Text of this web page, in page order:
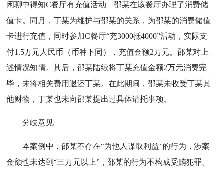
闲聊中得知C餐厅有充值活动，邵某在该餐厅办理了消费储
值卡。同月，丁某为维护与邵某的关系，为邵某的消费储值
卡进行充值，同时参加C餐厅“充3000抵4000”活动，实际支
付1.5万元人民币（币种下同），充值金额2万元。邵某对上
述情况知情。其后，邵某陆续将丁某充值金额2万元消费完
毕，未将相关费用退还丁某。在此期间，邵某未收受丁某其
他财物，丁某也未向邵某提出过具体请托事项。
分歧意见
本案例中，邵某不存在“为他人谋取利益”的行为，涉案
金额也未达到“三万元以上”，邵某的行为不构成受贿犯罪。